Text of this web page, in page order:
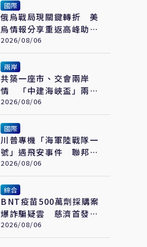
國際
俄烏戰局現關鍵轉折 美
烏情報分享重返高峰助基
輔前線連連得手
2026/08/06
兩岸
共築一座市、交會兩岸
情 「中建海峽盃」兩岸
大學生實體建構賽在福州
落幕
2026/08/06
國際
川普專機「海軍陸戰隊一
號」遇飛安事件 聯邦航
空總署已啟動調查
2026/08/06
綜合
BNT疫苗500萬劑採購案
爆詐騙疑雲 慈濟首發聲
明：痛心遺憾 配合司法
將追究權益
2026/08/06